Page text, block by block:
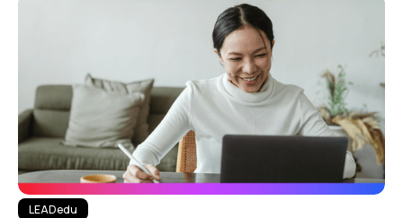
LEADedu